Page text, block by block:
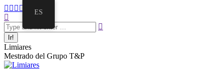
Limiares
Mestrado del Grupo T&P
ES